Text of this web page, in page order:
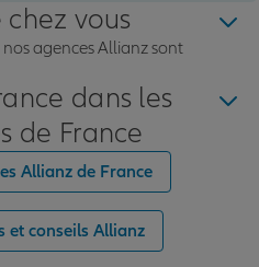
vous
agences Allianz sont
dans les
de France
Allianz de France
et conseils Allianz